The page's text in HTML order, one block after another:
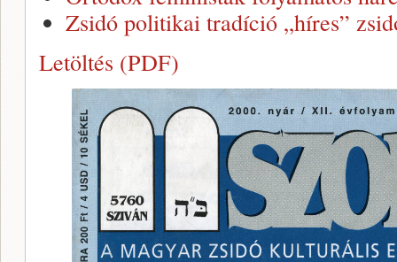
Zsidó politikai tradíció „híres”
Letöltés (PDF)